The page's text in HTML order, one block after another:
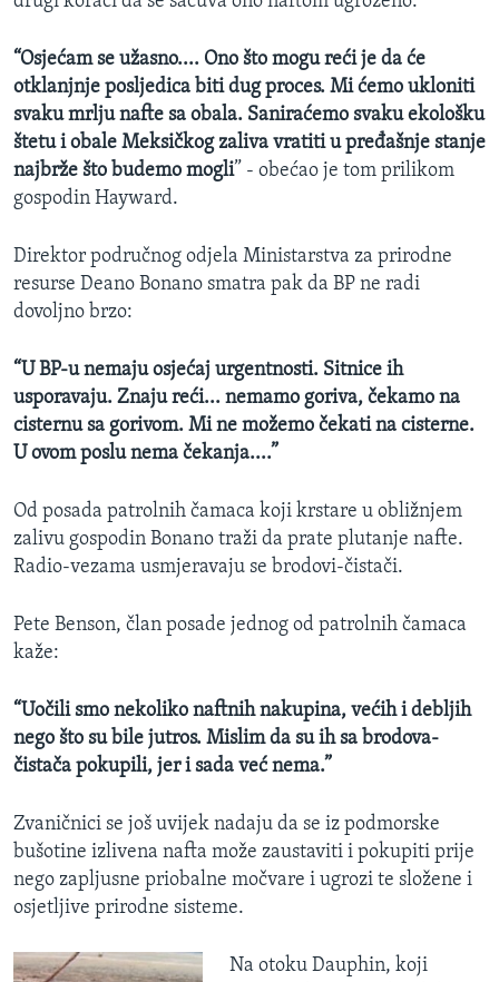
“Osjećam se užasno.... Ono što mogu reći je da će
otklanjnje posljedica biti dug proces. Mi ćemo ukloniti
svaku mrlju nafte sa obala. Saniraćemo svaku ekološku
štetu i obale Meksičkog zaliva vratiti u pređašnje stanje
najbrže što budemo mogli” - obećao je tom prilikom
gospodin Hayward.
Direktor područnog odjela Ministarstva za prirodne
resurse Deano Bonano smatra pak da BP ne radi
dovoljno brzo:
“U BP-u nemaju osjećaj urgentnosti. Sitnice ih
usporavaju. Znaju reći... nemamo goriva, čekamo na
cisternu sa gorivom. Mi ne možemo čekati na cisterne.
U ovom poslu nema čekanja....”
Od posada patrolnih čamaca koji krstare u obližnjem
zalivu gospodin Bonano traži da prate plutanje nafte.
Radio-vezama usmjeravaju se brodovi-čistači.
Pete Benson, član posade jednog od patrolnih čamaca
kaže:
“Uočili smo nekoliko naftnih nakupina, većih i debljih
nego što su bile jutros. Mislim da su ih sa brodova-
čistača pokupili, jer i sada već nema.”
Zvaničnici se još uvijek nadaju da se iz podmorske
bušotine izlivena nafta može zaustaviti i pokupiti prije
nego zapljusne priobalne močvare i ugrozi te složene i
osjetljive prirodne sisteme.
Na otoku Dauphin, koji